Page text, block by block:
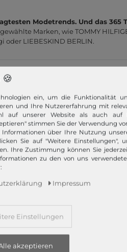
Modetrends. Und das 365
Marken, wie TOMMY
oder LIEBESKIND BERLIN.
Versand!
Bestellung schnell per
dazu!
Zahlungsarten
ein, um die Funktionalität
und Ihre Nutzererfahrung mit
auf unserer Website als auch auf
stimmen Sie der Verwendung
über Ihre Nutzung
Sie auf "Weitere Einstellungen",
Ihre Zustimmung können Sie
zu den von uns
Impressum
Einstellungen
akzeptieren